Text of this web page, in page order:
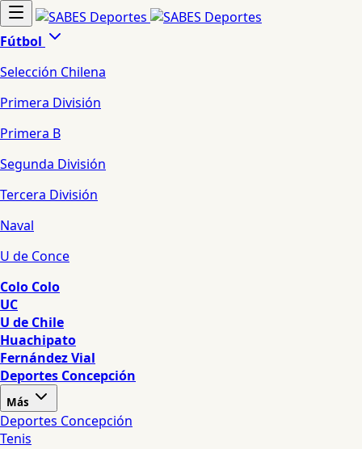
Fútbol
Selección Chilena
Primera División
Primera B
Segunda División
Tercera División
Naval
U de Conce
Colo Colo
UC
U de Chile
Huachipato
Fernández Vial
Deportes Concepción
Más
Deportes Concepción
Tenis